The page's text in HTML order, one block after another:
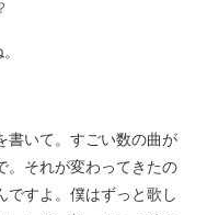
書いて。すごい数の曲が
。それが変わってきたの
ですよ。僕はずっと歌し